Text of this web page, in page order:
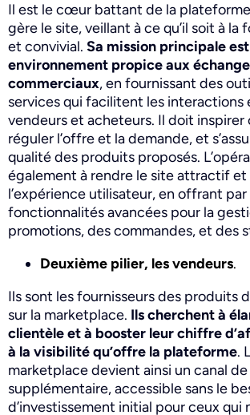
Il est le cœur battant de la
gère le site, veillant à ce qu’il soit à la
et convivial. Sa mission principale
environnement propice aux
commerciaux, en fournissant des
services qui facilitent les interactions
vendeurs et acheteurs. Il doit inspirer
réguler l’offre et la demande, et
qualité des produits proposés.
également à rendre le site attractif et
l’expérience utilisateur, en offrant
fonctionnalités avancées pour la
promotions, des commandes, et des
Deuxième pilier, les vendeurs.
Ils sont les fournisseurs des produits
sur la marketplace. Ils cherchent à
clientèle et à booster leur chiffre
à la visibilité qu’offre la plateforme.
marketplace devient ainsi un canal
supplémentaire, accessible sans le
d’investissement initial pour ceux qui